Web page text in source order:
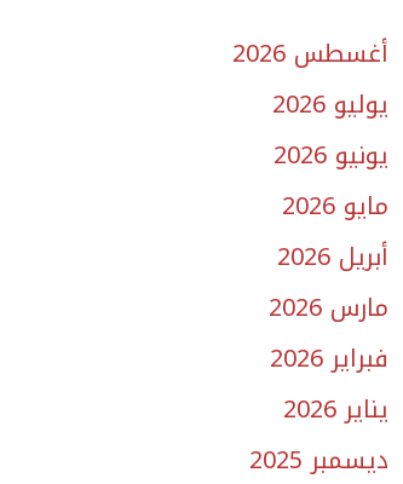
أغسطس 2026
يوليو 2026
يونيو 2026
مايو 2026
أبريل 2026
مارس 2026
فبراير 2026
يناير 2026
ديسمبر 2025